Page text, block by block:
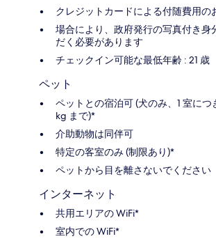
クレジットカードによる付随費用の
場合により、政府発行の写真付き身
だく必要があります
チェックイン可能な最低年齢 : 21 歳
ペット
ペットとの宿泊可 (犬のみ、1 室につ
kg まで)*
介助動物は同伴可
特定の客室のみ (制限あり)*
ペットから目を離さないでください
インターネット
共用エリアの WiFi*
室内での WiFi*